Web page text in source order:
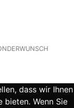
dass wir Ihnen
bieten. Wenn Sie